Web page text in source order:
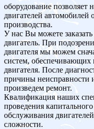
оборудование позволяет
двигателей автомобилей
производства.
У нас Вы можете
двигатель. При
двигателя мы можем
систем,
двигателя. После
причины неисправности
произведем ремонт.
Квалификация наших
проведения
обслуживания
сложности.